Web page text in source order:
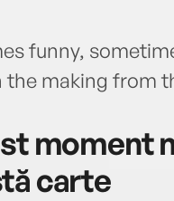
funny,
the making from
moment
carte